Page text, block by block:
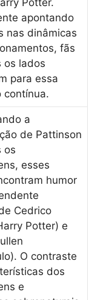
apontando
nas dinâmicas
fãs
os lados
para essa
contínua.
a
de Pattinson
os
esses
humor
Cedrico
Potter) e
O contraste
dos
e